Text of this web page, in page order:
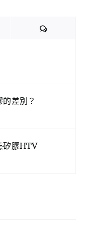
Comments
差別？
矽膠HTV